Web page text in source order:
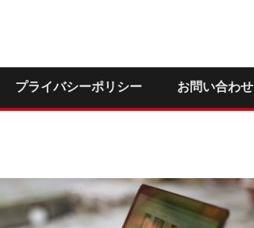
プライバシーポリシー お問い合わせ